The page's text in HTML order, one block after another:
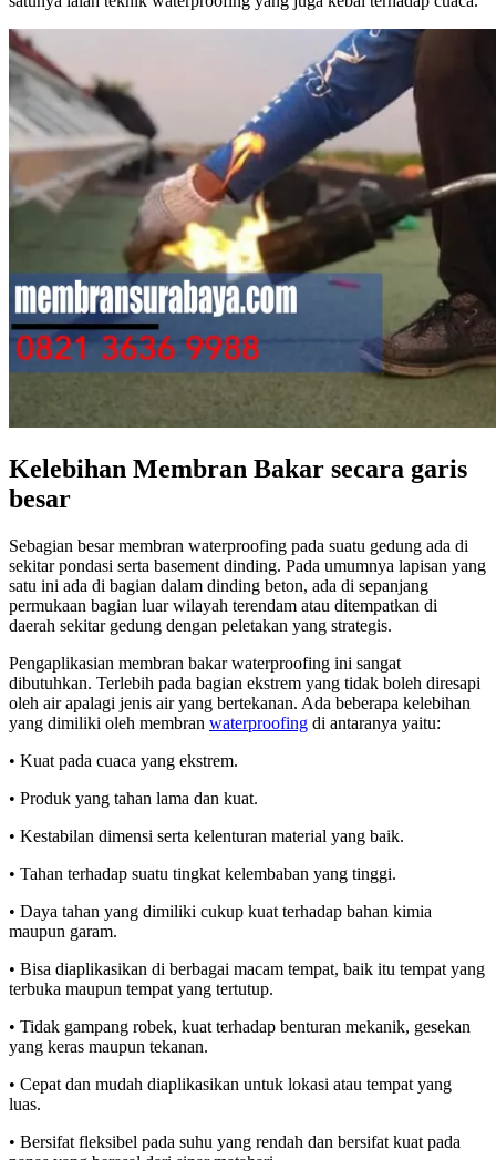
Kelebihan Membran Bakar secara garis
besar
Sebagian besar membran waterproofing pada suatu gedung ada di
sekitar pondasi serta basement dinding. Pada umumnya lapisan yang
satu ini ada di bagian dalam dinding beton, ada di sepanjang
permukaan bagian luar wilayah terendam atau ditempatkan di
daerah sekitar gedung dengan peletakan yang strategis.
Pengaplikasian membran bakar waterproofing ini sangat
dibutuhkan. Terlebih pada bagian ekstrem yang tidak boleh diresapi
oleh air apalagi jenis air yang bertekanan. Ada beberapa kelebihan
yang dimiliki oleh membran waterproofing di antaranya yaitu:
• Kuat pada cuaca yang ekstrem.
• Produk yang tahan lama dan kuat.
• Kestabilan dimensi serta kelenturan material yang baik.
• Tahan terhadap suatu tingkat kelembaban yang tinggi.
• Daya tahan yang dimiliki cukup kuat terhadap bahan kimia
maupun garam.
• Bisa diaplikasikan di berbagai macam tempat, baik itu tempat yang
terbuka maupun tempat yang tertutup.
• Tidak gampang robek, kuat terhadap benturan mekanik, gesekan
yang keras maupun tekanan.
• Cepat dan mudah diaplikasikan untuk lokasi atau tempat yang
luas.
• Bersifat fleksibel pada suhu yang rendah dan bersifat kuat pada